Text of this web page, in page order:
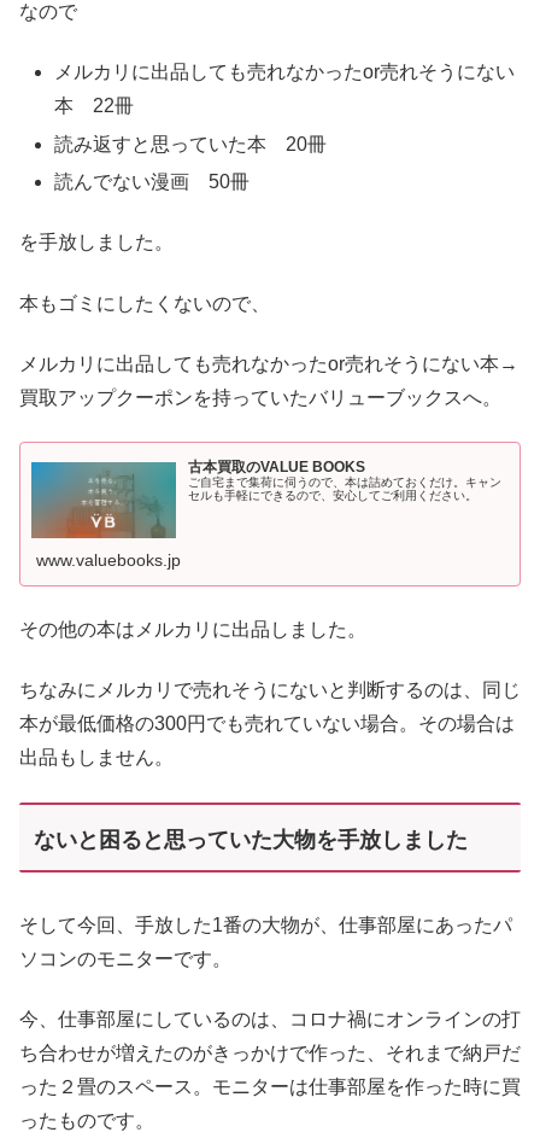
なので
メルカリに出品しても売れなかったor売れそうにない
本 22冊
読み返すと思っていた本 20冊
読んでない漫画 50冊
を手放しました。
本もゴミにしたくないので、
メルカリに出品しても売れなかったor売れそうにない本→
買取アップクーポンを持っていたバリューブックスへ。
古本買取のVALUE BOOKS
ご自宅まで集荷に伺うので、本は詰めておくだけ。キャン
セルも手軽にできるので、安心してご利用ください。
www.valuebooks.jp
その他の本はメルカリに出品しました。
ちなみにメルカリで売れそうにないと判断するのは、同じ
本が最低価格の300円でも売れていない場合。その場合は
出品もしません。
ないと困ると思っていた大物を手放しました
そして今回、手放した1番の大物が、仕事部屋にあったパ
ソコンのモニターです。
今、仕事部屋にしているのは、コロナ禍にオンラインの打
ち合わせが増えたのがきっかけで作った、それまで納戸だ
った２畳のスペース。モニターは仕事部屋を作った時に買
ったものです。